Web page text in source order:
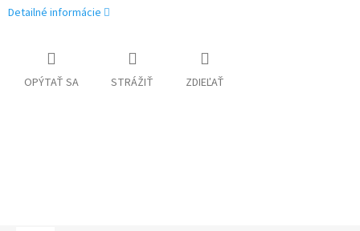
Detailné informácie
OPÝTAŤ SA STRÁŽIŤ ZDIEĽAŤ